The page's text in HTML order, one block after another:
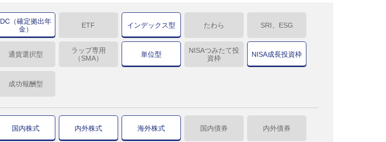
DC（確定拠出年
金）
ETF インデックス型 たわら SRI、ESG
通貨選択型
ラップ専用
（SMA）
単位型
NISAつみたて投
資枠
NISA成長投資枠
成功報酬型
国内株式 内外株式 海外株式 国内債券 内外債券